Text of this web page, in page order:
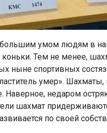
умом людям в
Тем не менее,
ныне спортивных
умер».
Наверное, недаром
шахмат
по своей